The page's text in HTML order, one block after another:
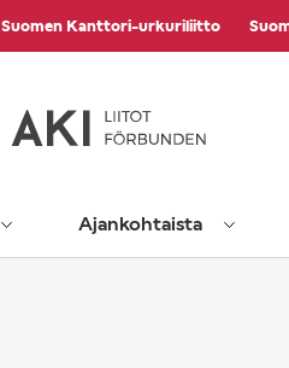
Suomen Kanttori-urkuriliitto
Ajankohtaista